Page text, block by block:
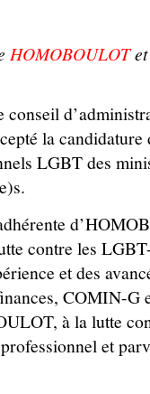
HOMOBOULOT
la
LGBT des
contre les
et des
COMIN-G
à la lutte
et